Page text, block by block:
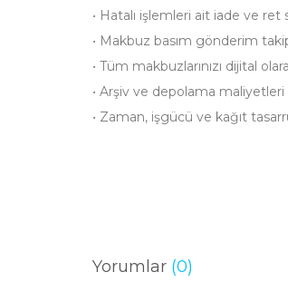
• Hatalı işlemleri ait iade ve
• Makbuz basım gönderim
• Tüm makbuzlarınızı dijital
• Arşiv ve depolama
• Zaman, işgücü ve kağıt
Yorumlar (0)